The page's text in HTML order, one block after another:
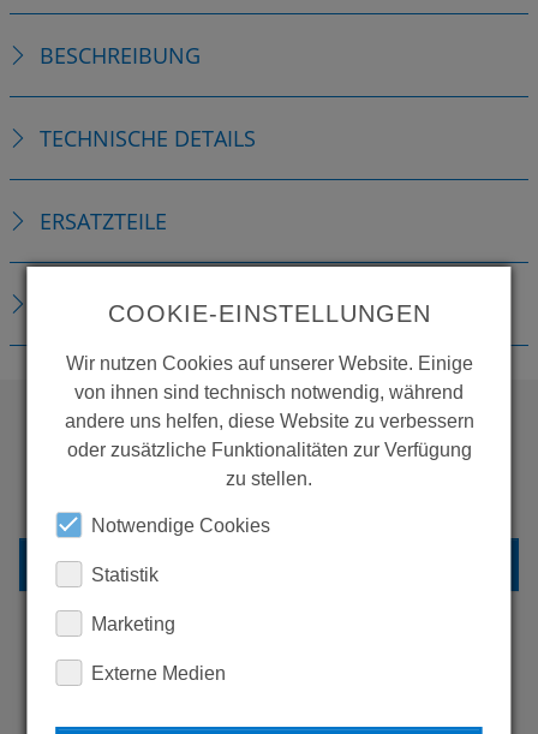
BESCHREIBUNG
TECHNISCHE DETAILS
ERSATZTEILE
DOWNLOADS
WOLLEN SIE MEHR
ZURÜCK ZUR ÜBERSICHT
ERFAHREN SIE MEHR ÜBER
UNSERE REFERENZEN
COOKIE-EINSTELLUNGEN
Wir nutzen Cookies auf unserer Website. Einige
von ihnen sind technisch notwendig, während
andere uns helfen, diese Website zu verbessern
oder zusätzliche Funktionalitäten zur Verfügung
zu stellen.
Notwendige Cookies
Statistik
Marketing
Externe Medien